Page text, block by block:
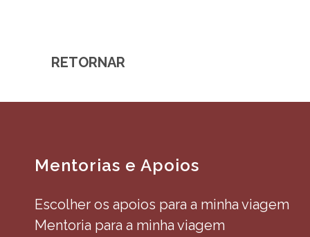
RETORNAR
Mentorias e Apoios
Escolher os apoios para a minha viagem
Mentoria para a minha viagem